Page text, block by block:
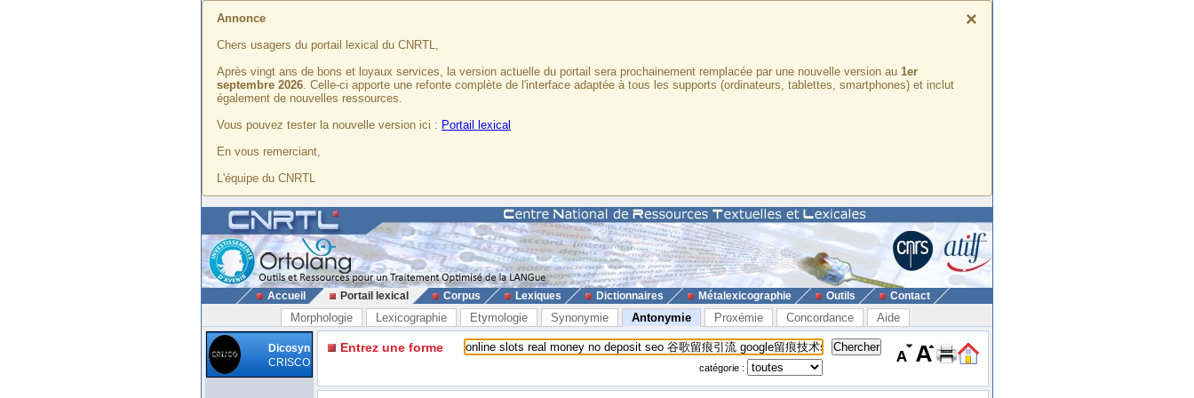
×
Annonce
Chers usagers du portail lexical du CNRTL,
Après vingt ans de bons et loyaux services, la version actuelle du portail sera prochainement remplacée par une nouvelle version au 1er
septembre 2026. Celle-ci apporte une refonte complète de l'interface adaptée à tous les supports (ordinateurs, tablettes, smartphones) et inclut
également de nouvelles ressources.
Vous pouvez tester la nouvelle version ici : Portail lexical
En vous remerciant,
L'équipe du CNRTL
Accueil Portail lexical Corpus Lexiques Dictionnaires Métalexicographie Outils Contact
Morphologie Lexicographie Etymologie Synonymie Antonymie Proxémie Concordance Aide
Dicosyn
CRISCO
Entrez une forme
catégorie :